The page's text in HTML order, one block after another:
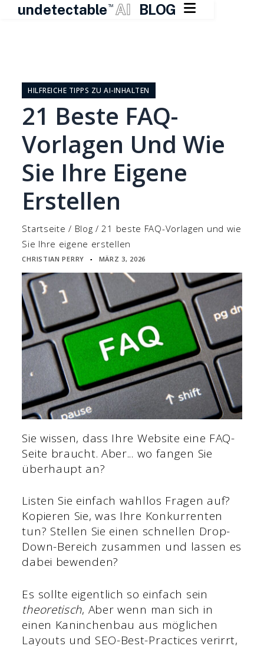
undetectable TM AI BLOG 
springenHILFREICHE TIPPS ZU AI-INHALTEN
21 Beste FAQ-
Vorlagen Und Wie
Sie Ihre Eigene
Erstellen
Startseite / Blog /21 beste FAQ-Vorlagen und wie
Sie Ihre eigene erstellen
CHRISTIAN PERRY ▪ MÄRZ 3, 2026
Sie wissen, dass Ihre Website eine FAQ-
Seite braucht. Aber... wo fangen Sie
überhaupt an?
Listen Sie einfach wahllos Fragen auf?
Kopieren Sie, was Ihre Konkurrenten
tun? Stellen Sie einen schnellen Drop-
Down-Bereich zusammen und lassen es
dabei bewenden?
Es sollte eigentlich so einfach sein
theoretisch, Aber wenn man sich in
einen Kaninchenbau aus möglichen
Layouts und SEO-Best-Practices verirrt,